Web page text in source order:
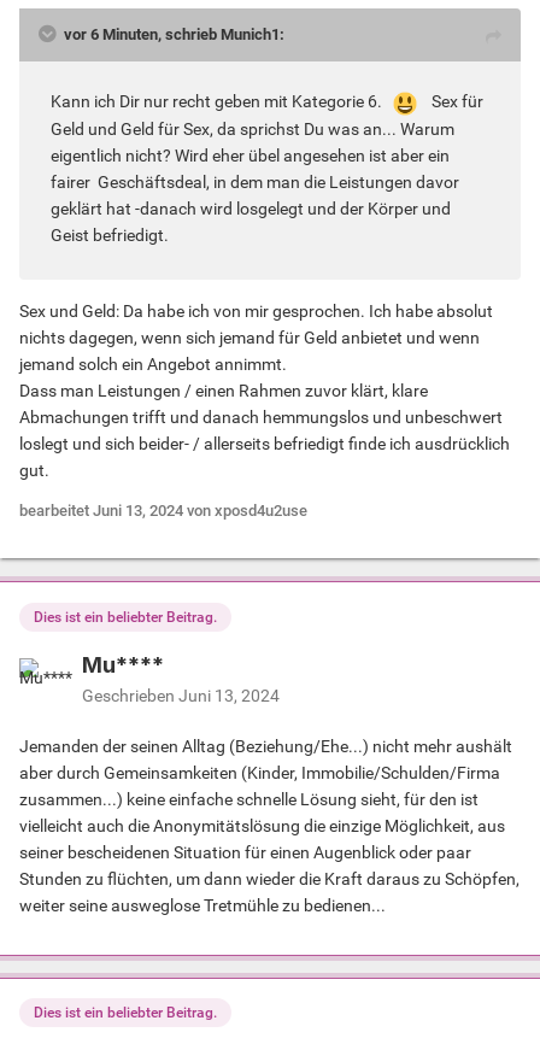
vor 6 Minuten, schrieb Munich1:
Kann ich Dir nur recht geben mit Kategorie 6.
Sex für
Geld und Geld für Sex, da sprichst Du was an... Warum
eigentlich nicht? Wird eher übel angesehen ist aber ein
fairer Geschäftsdeal, in dem man die Leistungen davor
geklärt hat -danach wird losgelegt und der Körper und
Geist befriedigt.
Sex und Geld: Da habe ich von mir gesprochen. Ich habe absolut
nichts dagegen, wenn sich jemand für Geld anbietet und wenn
jemand solch ein Angebot annimmt.
Dass man Leistungen / einen Rahmen zuvor klärt, klare
Abmachungen trifft und danach hemmungslos und unbeschwert
loslegt und sich beider- / allerseits befriedigt finde ich ausdrücklich
gut.
bearbeitet Juni 13, 2024 von xposd4u2use
Dies ist ein beliebter Beitrag.
Mu****
Geschrieben Juni 13, 2024
Jemanden der seinen Alltag (Beziehung/Ehe...) nicht mehr aushält
aber durch Gemeinsamkeiten (Kinder, Immobilie/Schulden/Firma
zusammen...) keine einfache schnelle Lösung sieht, für den ist
vielleicht auch die Anonymitätslösung die einzige Möglichkeit, aus
seiner bescheidenen Situation für einen Augenblick oder paar
Stunden zu flüchten, um dann wieder die Kraft daraus zu Schöpfen,
weiter seine ausweglose Tretmühle zu bedienen...
Dies ist ein beliebter Beitrag.